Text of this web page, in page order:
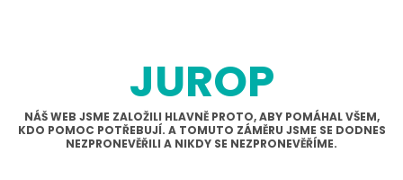
JUROP
NÁŠ WEB JSME ZALOŽILI HLAVNĚ PROTO, ABY POMÁHAL VŠEM,
KDO POMOC POTŘEBUJÍ. A TOMUTO ZÁMĚRU JSME SE DODNES
NEZPRONEVĚŘILI A NIKDY SE NEZPRONEVĚŘÍME.